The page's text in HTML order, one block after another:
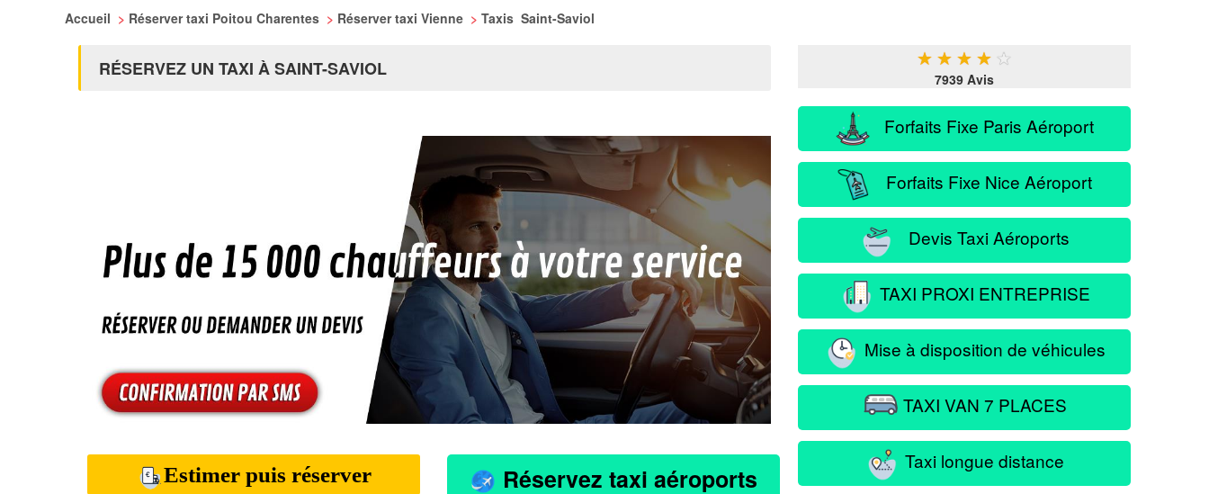
Accueil > Réserver taxi Poitou Charentes > Réserver taxi Vienne > Taxis Saint-Saviol
RÉSERVEZ UN TAXI À SAINT-SAVIOL
Estimer puis réserver Réservez taxi aéroports
★ ★ ★ ★ ★
7939 Avis
Forfaits Fixe Paris Aéroport
Forfaits Fixe Nice Aéroport
Devis Taxi Aéroports
TAXI PROXI ENTREPRISE
Mise à disposition de véhicules
TAXI VAN 7 PLACES
Taxi longue distance